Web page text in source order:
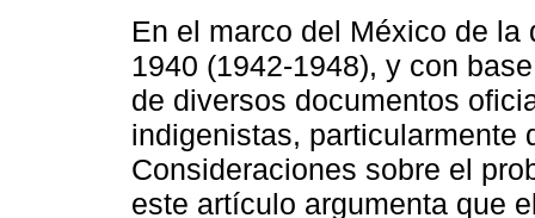
En el marco del México de la
1940 (1942-1948), y con
de diversos documentos
indigenistas, particularmente
Consideraciones sobre el
este artículo argumenta que